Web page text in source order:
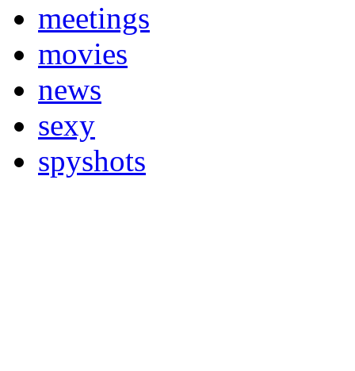
meetings
movies
news
sexy
spyshots